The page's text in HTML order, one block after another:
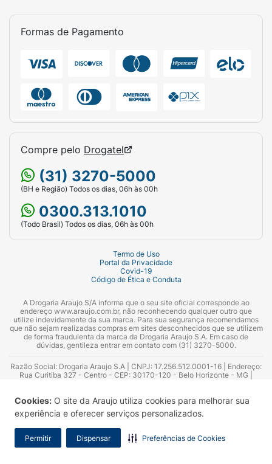
Cookies: O site da Araujo utiliza cookies para melhorar sua
experiência e oferecer serviços personalizados.
Permitir Dispensar Preferências de Cookies
Formas de Pagamento
Compre pelo Drogatel
(31) 3270-5000
(BH e Região) Todos os dias, 06h às 00h
0300.313.1010
(Todo Brasil) Todos os dias, 06h às 00h
Termo de Uso
Portal da Privacidade
Covid-19
Código de Ética e Conduta
A Drogaria Araujo S/A informa que o seu site oficial corresponde ao
endereço www.araujo.com.br, não reconhecendo qualquer outro que
utilize indevidamente da sua marca. Para sua segurança recomendamos
que não sejam realizadas compras em sites desconhecidos que se utilizem
de forma fraudulenta da marca da Drogaria Araujo S.A. Em caso de
dúvidas, gentileza entrar em contato com (31) 3270-5000.
Razão Social: Drogaria Araujo S.A | CNPJ: 17.256.512.0001-16 | Endereço:
Rua Curitiba 327 - Centro - CEP: 30170-120 - Belo Horizonte - MG |
Azevedo Guimarães – CRF 10.965 | Yasmin Silva Alvarenga – CRF 52.584 -
Consultor substituto: Thiago Aguiar Pinheiro - CRF Nº 13.748. Alvará
Sanitário: 2025020713 | Autorização de Funcionamento da Empresa (AFE):